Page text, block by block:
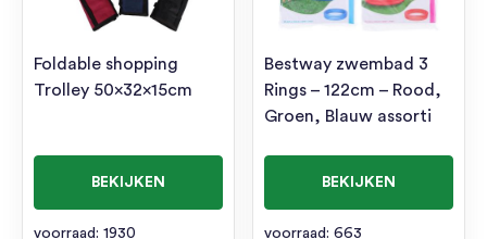
Foldable shopping
Trolley 50x32x15cm
BEKIJKEN
voorraad: 1930
Bestway zwembad 3
Rings – 122cm – Rood,
Groen, Blauw assorti
BEKIJKEN
voorraad: 663